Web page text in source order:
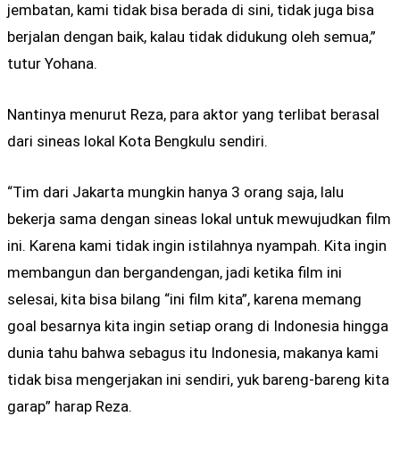
jembatan, kami tidak bisa berada di sini, tidak juga bisa
berjalan dengan baik, kalau tidak didukung oleh semua,”
tutur Yohana.
Nantinya menurut Reza, para aktor yang terlibat berasal
dari sineas lokal Kota Bengkulu sendiri.
“Tim dari Jakarta mungkin hanya 3 orang saja, lalu
bekerja sama dengan sineas lokal untuk mewujudkan film
ini. Karena kami tidak ingin istilahnya nyampah. Kita ingin
membangun dan bergandengan, jadi ketika film ini
selesai, kita bisa bilang “ini film kita”, karena memang
goal besarnya kita ingin setiap orang di Indonesia hingga
dunia tahu bahwa sebagus itu Indonesia, makanya kami
tidak bisa mengerjakan ini sendiri, yuk bareng-bareng kita
garap” harap Reza.